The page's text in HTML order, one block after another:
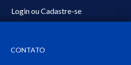
LoginouCadastre-se
CONTATO